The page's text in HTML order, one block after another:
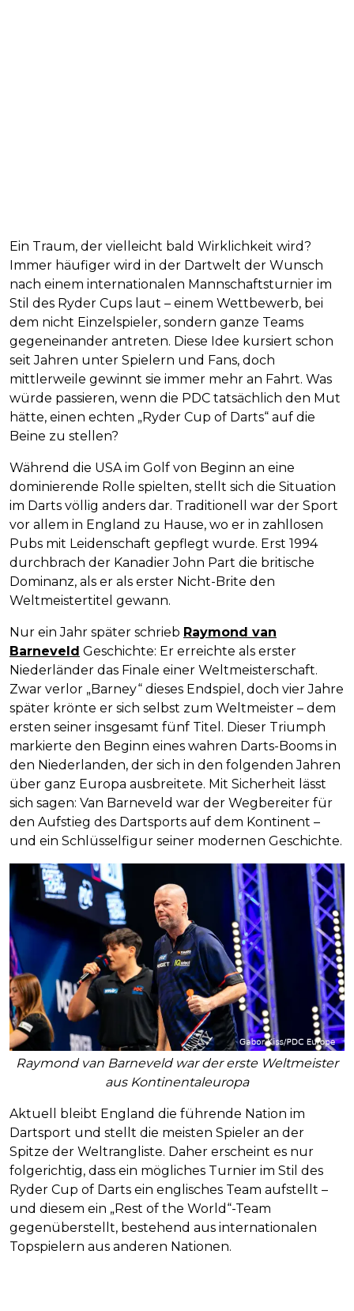
Ein Traum, der vielleicht bald Wirklichkeit wird?
Immer häufiger wird in der Dartwelt der Wunsch
nach einem internationalen Mannschaftsturnier im
Stil des Ryder Cups laut – einem Wettbewerb, bei
dem nicht Einzelspieler, sondern ganze Teams
gegeneinander antreten. Diese Idee kursiert schon
seit Jahren unter Spielern und Fans, doch
mittlerweile gewinnt sie immer mehr an Fahrt. Was
würde passieren, wenn die PDC tatsächlich den Mut
hätte, einen echten „Ryder Cup of Darts“ auf die
Beine zu stellen?
Während die USA im Golf von Beginn an eine
dominierende Rolle spielten, stellt sich die Situation
im Darts völlig anders dar. Traditionell war der Sport
vor allem in England zu Hause, wo er in zahllosen
Pubs mit Leidenschaft gepflegt wurde. Erst 1994
durchbrach der Kanadier John Part die britische
Dominanz, als er als erster Nicht-Brite den
Weltmeistertitel gewann.
Nur ein Jahr später schrieb Raymond van
Barneveld Geschichte: Er erreichte als erster
Niederländer das Finale einer Weltmeisterschaft.
Zwar verlor „Barney“ dieses Endspiel, doch vier Jahre
später krönte er sich selbst zum Weltmeister – dem
ersten seiner insgesamt fünf Titel. Dieser Triumph
markierte den Beginn eines wahren Darts-Booms in
den Niederlanden, der sich in den folgenden Jahren
über ganz Europa ausbreitete. Mit Sicherheit lässt
sich sagen: Van Barneveld war der Wegbereiter für
den Aufstieg des Dartsports auf dem Kontinent –
und ein Schlüsselfigur seiner modernen Geschichte.
Raymond van Barneveld war der erste Weltmeister
aus Kontinentaleuropa
Aktuell bleibt England die führende Nation im
Dartsport und stellt die meisten Spieler an der
Spitze der Weltrangliste. Daher erscheint es nur
folgerichtig, dass ein mögliches Turnier im Stil des
Ryder Cup of Darts ein englisches Team aufstellt –
und diesem ein „Rest of the World“-Team
gegenüberstellt, bestehend aus internationalen
Topspielern aus anderen Nationen.